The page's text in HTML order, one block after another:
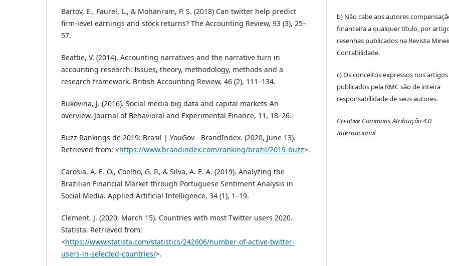
Bartov, E., Faurel, L., & Mohanram, P. S. (2018) Can twitter help predict
firm-level earnings and stock returns? The Accounting Review, 93 (3), 25–
57.
Beattie, V. (2014). Accounting narratives and the narrative turn in
accounting research: Issues, theory, methodology, methods and a
research framework. British Accounting Review, 46 (2), 111–134.
Bukovina, J. (2016). Social media big data and capital markets-An
overview. Journal of Behavioral and Experimental Finance, 11, 18–26.
Buzz Rankings de 2019: Brasil | YouGov - BrandIndex. (2020, June 13).
Retrieved from: <https://www.brandindex.com/ranking/brazil/2019-buzz>.
Carosia, A. E. O., Coelho, G. P., & Silva, A. E. A. (2019). Analyzing the
Brazilian Financial Market through Portuguese Sentiment Analysis in
Social Media. Applied Artificial Intelligence, 34 (1), 1–19.
Clement, J. (2020, March 15). Countries with most Twitter users 2020.
Statista. Retrieved from:
<https://www.statista.com/statistics/242606/number-of-active-twitter-
users-in-selected-countries/>.
b) Não cabe aos autores
financeira a qualquer título, por
resenhas publicados na Revista
Contabilidade.
c) Os conceitos expressos nos artigos
publicados pela RMC são de inteira
responsabilidade de seus autores.
Creative Commons Atribuição 4.0
Internacional